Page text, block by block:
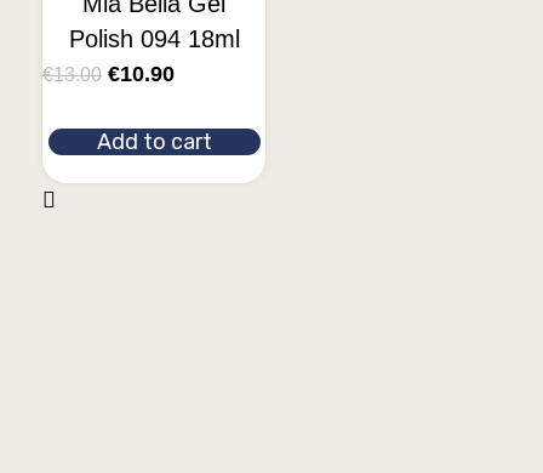
Polish 094 18ml
€13.00 €10.90
Add to cart